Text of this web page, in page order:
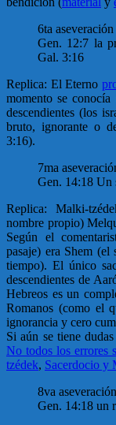
6ta
Gen. 12:7 la
Gal. 3:16
Replica: El Eterno
momento se
descendientes (los
bruto, ignorante o
3:16).
7ma
Gen. 14:18 Un
Replica: Malki-
nombre propio)
Según el
pasaje) era Shem
tiempo). El único
descendientes de
Hebreos es un
Romanos (como el
ignorancia y cero
Si aún se tiene
No todos los errores
tzédek, Sacerdocio y
8va
Gen. 14:18 un